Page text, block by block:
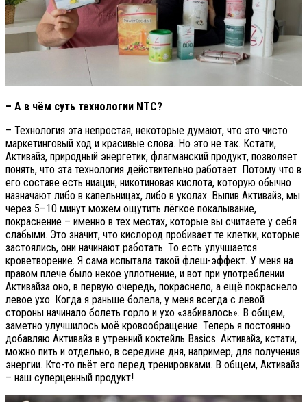
– А в чём суть технологии NTC?
– Технология эта непростая, некоторые думают, что это чисто
маркетинговый ход и красивые слова. Но это не так. Кстати,
Активайз, природный энергетик, флагманский продукт, позволяет
понять, что эта технология действительно работает. Потому что в
его составе есть ниацин, никотиновая кислота, которую обычно
назначают либо в капельницах, либо в уколах. Выпив Активайз, мы
через 5–10 минут можем ощутить лёгкое покалывание,
покраснение – именно в тех местах, которые вы считаете у себя
слабыми. Это значит, что кислород пробивает те клетки, которые
застоялись, они начинают работать. То есть улучшается
кроветворение. Я сама испытала такой флеш-эффект. У меня на
правом плече было некое уплотнение, и вот при употреблении
Активайза оно, в первую очередь, покраснело, а ещё покраснело
левое ухо. Когда я раньше болела, у меня всегда с левой
стороны начинало болеть горло и ухо «забивалось». В общем,
заметно улучшилось моё кровообращение. Теперь я постоянно
добавляю Активайз в утренний коктейль Basics. Активайз, кстати,
можно пить и отдельно, в середине дня, например, для получения
энергии. Кто-то пьёт его перед тренировками. В общем, Активайз
– наш суперценный продукт!